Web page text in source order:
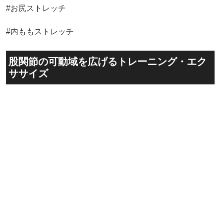
#お尻ストレッチ
#内ももストレッチ
股関節の可動域を広げるトレーニング・エク
ササイズ